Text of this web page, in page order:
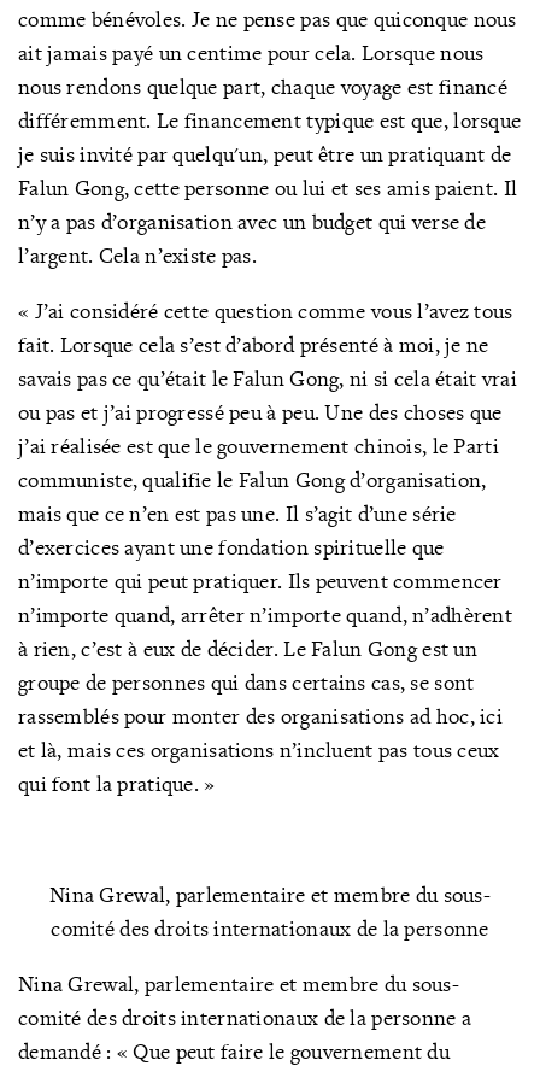
comme bénévoles. Je ne pense pas que quiconque nous
ait jamais payé un centime pour cela. Lorsque nous
nous rendons quelque part, chaque voyage est financé
différemment. Le financement typique est que, lorsque
je suis invité par quelqu'un, peut être un pratiquant de
Falun Gong, cette personne ou lui et ses amis paient. Il
n’y a pas d’organisation avec un budget qui verse de
l’argent. Cela n’existe pas.
« J’ai considéré cette question comme vous l’avez tous
fait. Lorsque cela s’est d’abord présenté à moi, je ne
savais pas ce qu’était le Falun Gong, ni si cela était vrai
ou pas et j’ai progressé peu à peu. Une des choses que
j’ai réalisée est que le gouvernement chinois, le Parti
communiste, qualifie le Falun Gong d’organisation,
mais que ce n’en est pas une. Il s’agit d’une série
d’exercices ayant une fondation spirituelle que
n’importe qui peut pratiquer. Ils peuvent commencer
n’importe quand, arrêter n’importe quand, n’adhèrent
à rien, c’est à eux de décider. Le Falun Gong est un
groupe de personnes qui dans certains cas, se sont
rassemblés pour monter des organisations ad hoc, ici
et là, mais ces organisations n’incluent pas tous ceux
qui font la pratique. »
Nina Grewal, parlementaire et membre du sous-
comité des droits internationaux de la personne
Nina Grewal, parlementaire et membre du sous-
comité des droits internationaux de la personne a
demandé : « Que peut faire le gouvernement du